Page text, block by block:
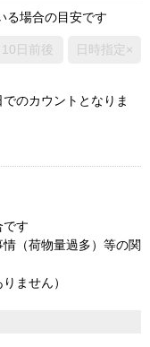
る場合の目安です
10日前後 日時指定×
のカウントとなりま
です
（荷物量過多）等の関
ません）